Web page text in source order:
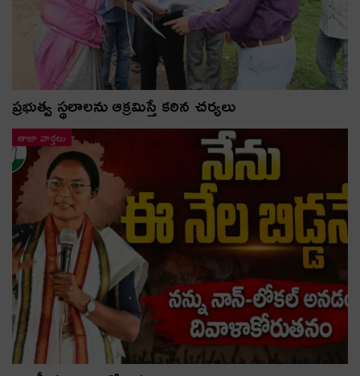
ప్రభుత్వ స్థలాలను ఆక్రమిస్తే కఠిన చర్యలు
తాజా వార్తలు